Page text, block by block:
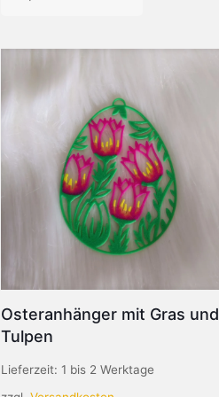
Osteranhänger mit Gras und
Tulpen
Lieferzeit: 1 bis 2 Werktage